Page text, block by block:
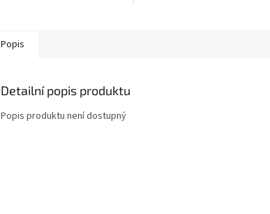
Popis
Detailní popis produktu
Popis produktu není dostupný